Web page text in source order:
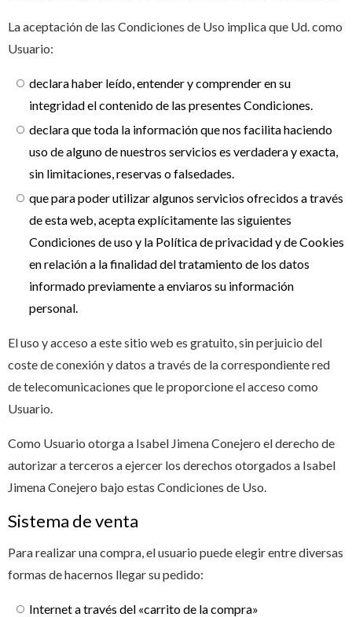
La aceptación de las Condiciones de Uso implica que Ud. como
Usuario:
declara haber leído, entender y comprender en su
integridad el contenido de las presentes Condiciones.
declara que toda la información que nos facilita haciendo
uso de alguno de nuestros servicios es verdadera y exacta,
sin limitaciones, reservas o falsedades.
que para poder utilizar algunos servicios ofrecidos a través
de esta web, acepta explícitamente las siguientes
Condiciones de uso y la Política de privacidad y de Cookies
en relación a la finalidad del tratamiento de los datos
informado previamente a enviaros su información
personal.
El uso y acceso a este sitio web es gratuito, sin perjuicio del
coste de conexión y datos a través de la correspondiente red
de telecomunicaciones que le proporcione el acceso como
Usuario.
Como Usuario otorga a Isabel Jimena Conejero el derecho de
autorizar a terceros a ejercer los derechos otorgados a Isabel
Jimena Conejero bajo estas Condiciones de Uso.
Sistema de venta
Para realizar una compra, el usuario puede elegir entre diversas
formas de hacernos llegar su pedido:
Internet a través del «carrito de la compra»